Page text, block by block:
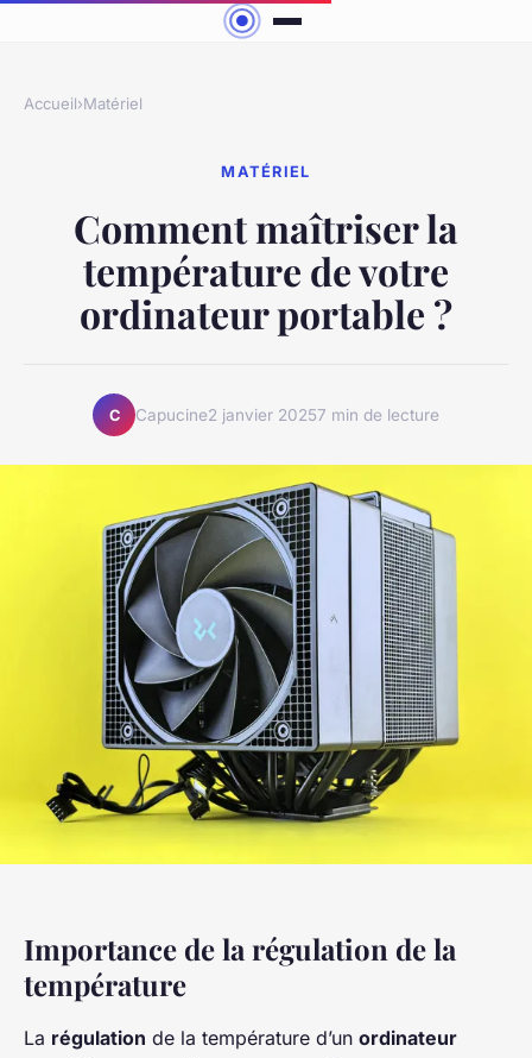
Accueil›Matériel
MATÉRIEL
Comment maîtriser la
température de votre
ordinateur portable ?
C Capucine2 janvier 20257 min de lecture
Importance de la régulation de la
température
La régulation de la température d’un ordinateur